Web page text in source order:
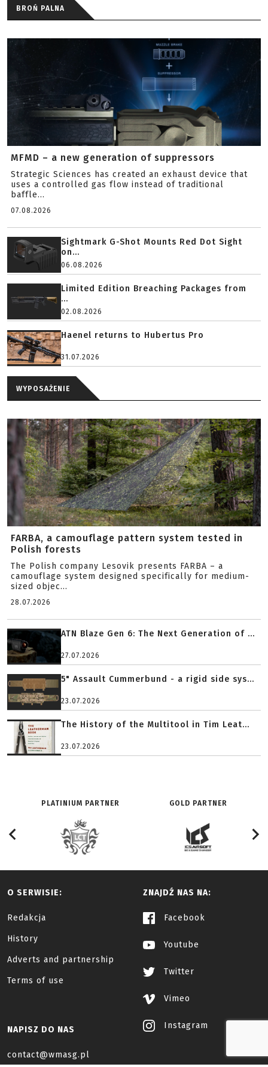
BROŃ PALNA
MFMD – a new generation of suppressors
Strategic Sciences has created an exhaust device that
uses a controlled gas flow instead of traditional
baffle...
07.08.2026
Sightmark G-Shot Mounts Red Dot Sight
on...
06.08.2026
Limited Edition Breaching Packages from
...
02.08.2026
Haenel returns to Hubertus Pro
31.07.2026
WYPOSAŻENIE
FARBA, a camouflage pattern system tested in
Polish forests
The Polish company Lesovik presents FARBA – a
camouflage system designed specifically for medium-
sized objec...
28.07.2026
ATN Blaze Gen 6: The Next Generation of ...
27.07.2026
5" Assault Cummerbund - a rigid side sys...
23.07.2026
The History of the Multitool in Tim Leat...
23.07.2026
PLATINIUM PARTNER GOLD PARTNER
O SERWISIE:
Redakcja
History
Adverts and partnership
Terms of use
ZNAJDŹ NAS NA:
Facebook
Youtube
Twitter
Vimeo
Instagram
NAPISZ DO NAS
contact@wmasg.pl